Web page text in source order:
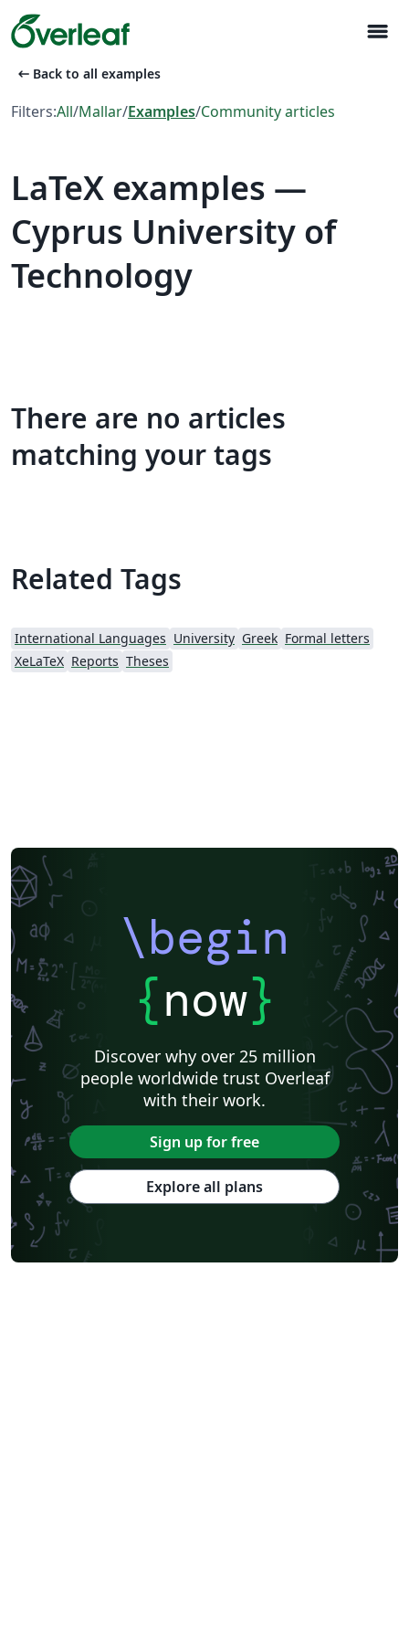
menu
arrow_left_alt Back to all examples
Filters:All/Mallar/Examples/Community articles
LaTeX examples —
Cyprus University of
Technology
There are no articles
matching your tags
Related Tags
International Languages University Greek Formal letters
XeLaTeX Reports Theses
\begin
{now}
Discover why over 25 million
people worldwide trust Overleaf
with their work.
Sign up for free
Explore all plans